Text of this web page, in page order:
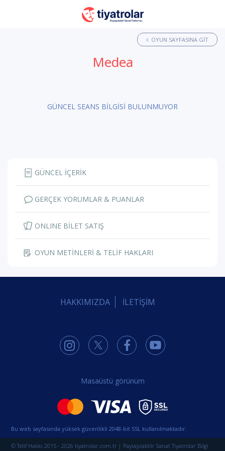
OYUN SAYFASINA GIT
Medea
GÜNCEL SEANS BİLGİSİ BULUNMUYOR
GÜNCEL İÇERİK
GERÇEK YORUMLAR & PUANLAR
ONLINE BİLET SATIŞ
OYUN METİNLERİ & TELİF HAKLARI
HAKKIMIZDA İLETİŞİM
Masaüstü görünüm
Bu web sayfasında yüksek güvenlikli 2048-bit SSL kullanılmaktadır.
© Telif Hakkı 2015 - 2026 tiyatrolar.com.tr | Paylaşılabilir Sanat Tiyatrolar Bilgi